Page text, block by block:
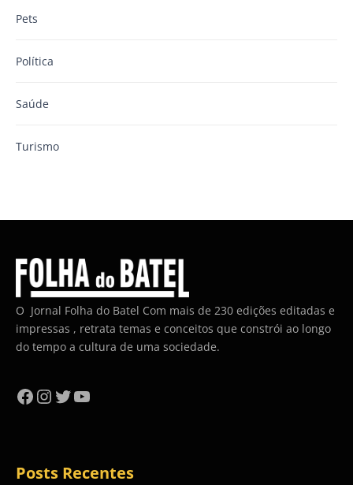
Pets
Política
Saúde
Turismo
O Jornal Folha do Batel Com mais de 230 edições editadas e
impressas , retrata temas e conceitos que constrói ao longo
do tempo a cultura de uma sociedade.
Facebook
Instagram
Twitter
YouTube
Posts Recentes